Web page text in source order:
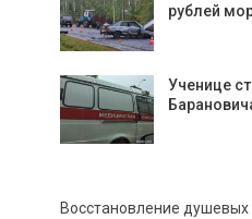
рублей
Ученице
Восстановление